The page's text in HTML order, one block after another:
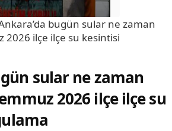
bugün sular ne zaman
2026 ilçe ilçe su kesintisi
sular ne zaman
2026 ilçe ilçe su